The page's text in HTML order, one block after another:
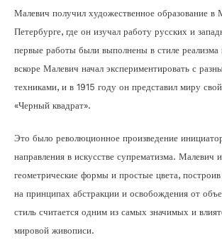
Малевич получил художественное образование в
Петербурге, где он изучал работу русских и
первые работы были выполнены в стиле реализма
вскоре Малевич начал экспериментировать с
техниками, и в 1915 году он представил миру
«Черный квадрат».
Это было революционное произведение
направления в искусстве супрематизма. Малевич
геометрические формы и простые цвета,
на принципах абстракции и освобождения от
стиль считается одним из самых значимых и
мировой живописи.